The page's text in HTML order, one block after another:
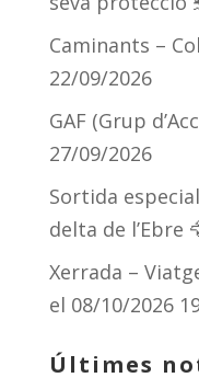
Caminants –
22/09/2026
GAF (Grup
27/09/2026
Sortida
delta de l’Ebre
Xerrada –
el 08/10/2026
Últimes